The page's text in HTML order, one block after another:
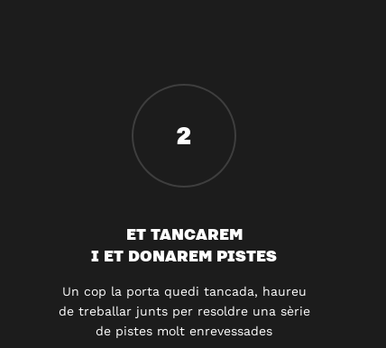
2
ET TANCAREM
I ET DONAREM PISTES
Un cop la porta quedi tancada, haureu
de treballar junts per resoldre una sèrie
de pistes molt enrevessades